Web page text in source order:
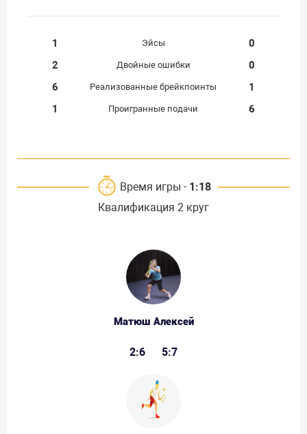
1 Эйсы
0
2
Двойные ошибки
0
6
Реализованные брейкпоинты
1
1
Проигранные подачи 6
Время игры - 1:18
Квалификация 2 круг
Матюш Алексей
2:6 5:7